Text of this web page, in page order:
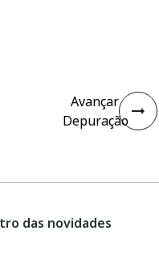
Avançar
Depuração
das novidades